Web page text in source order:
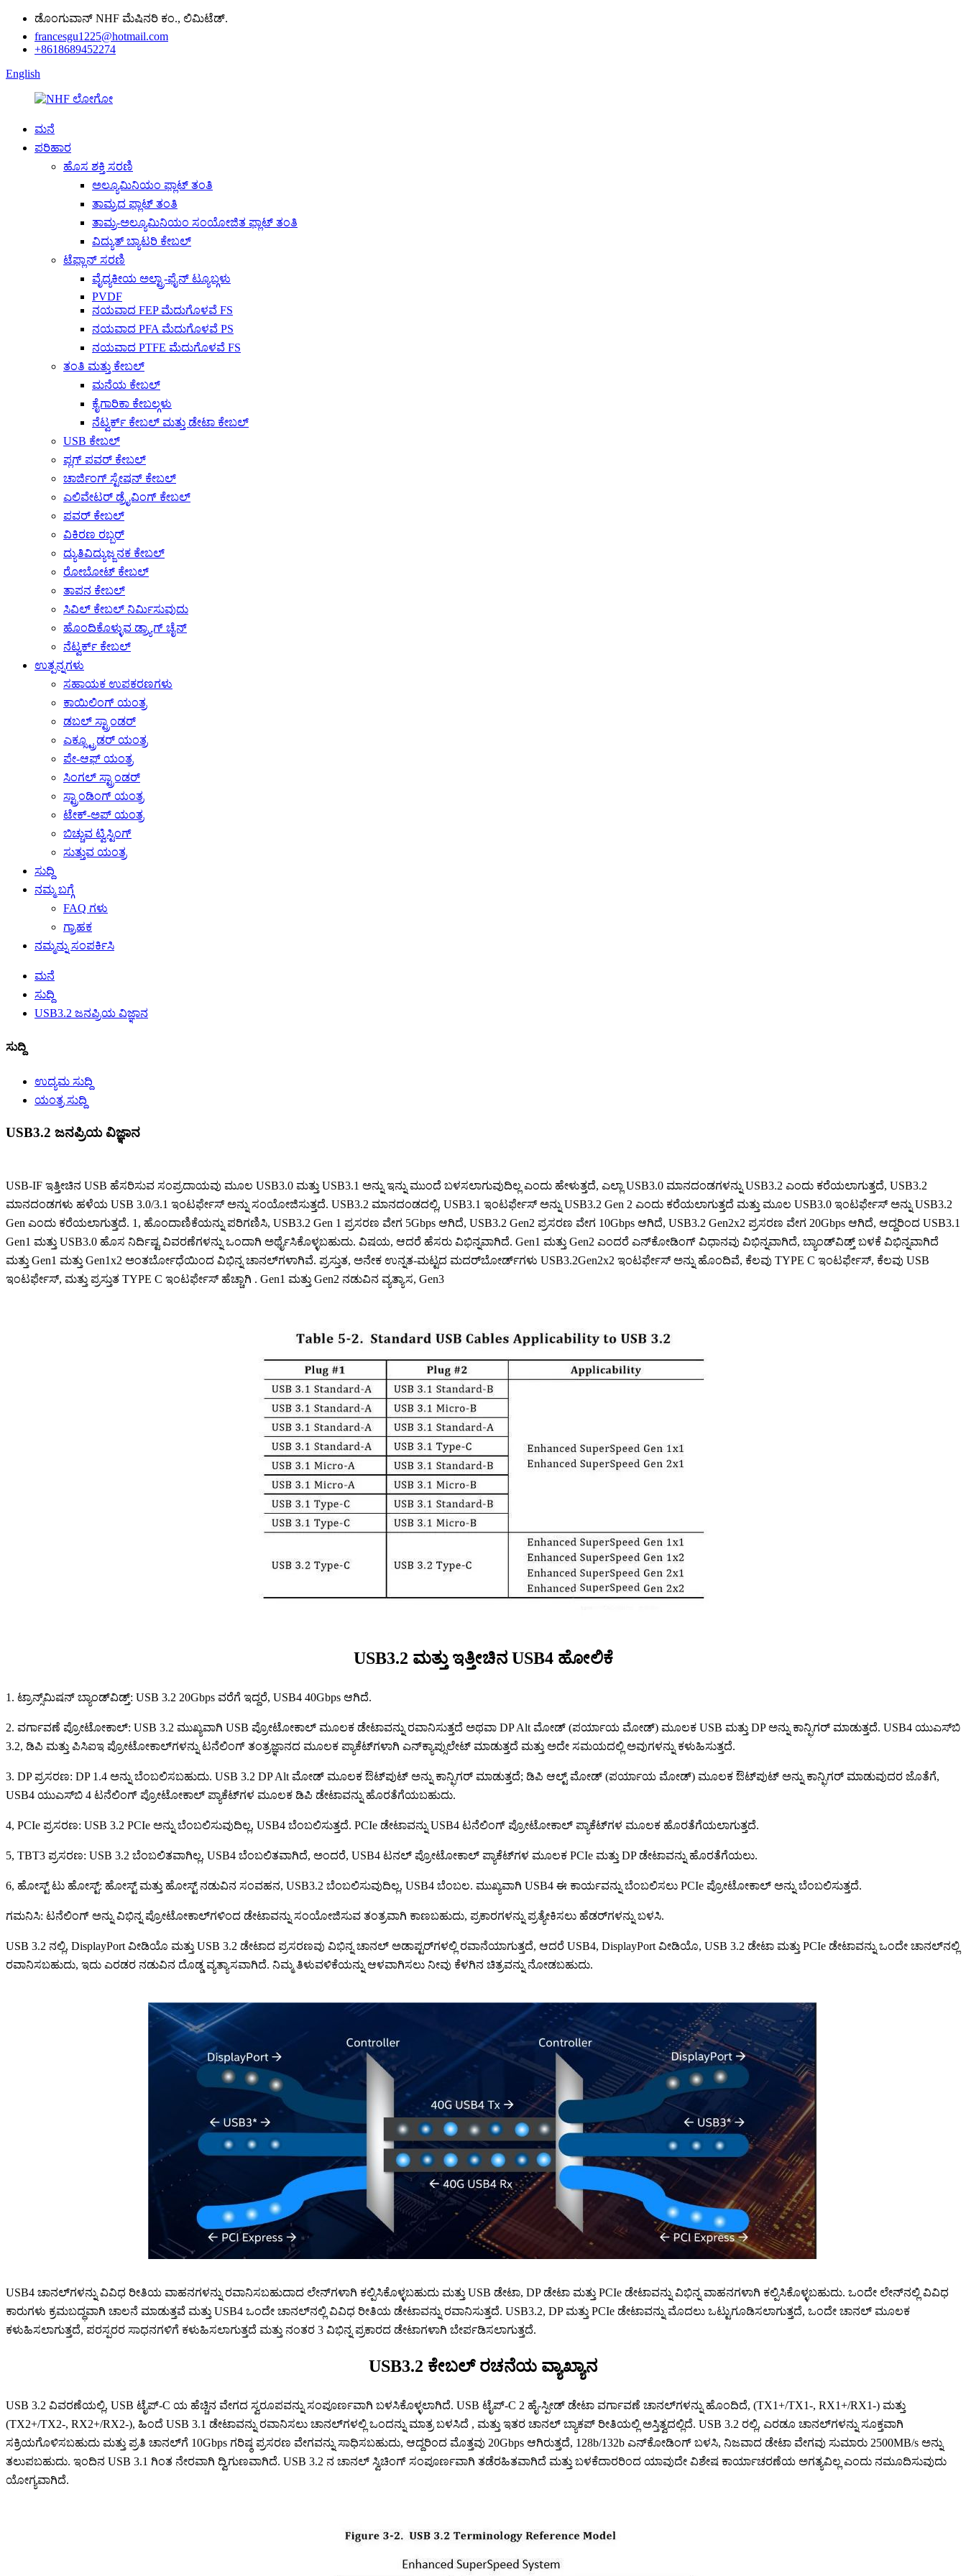
ಡೊಂಗುವಾನ್ NHF ಮೆಷಿನರಿ ಕಂ., ಲಿಮಿಟೆಡ್.
francesgu1225@hotmail.com
+8618689452274
English
ಮನೆ
ಪರಿಹಾರ
ಹೊಸ ಶಕ್ತಿ ಸರಣಿ
ಅಲ್ಯೂಮಿನಿಯಂ ಫ್ಲಾಟ್ ತಂತಿ
ತಾಮ್ರದ ಫ್ಲಾಟ್ ತಂತಿ
ತಾಮ್ರ-ಅಲ್ಯೂಮಿನಿಯಂ ಸಂಯೋಜಿತ ಫ್ಲಾಟ್ ತಂತಿ
ವಿದ್ಯುತ್ ಬ್ಯಾಟರಿ ಕೇಬಲ್
ಟೆಫ್ಲಾನ್ ಸರಣಿ
ವೈದ್ಯಕೀಯ ಅಲ್ಟ್ರಾ-ಫೈನ್ ಟ್ಯೂಬ್ಗಳು
PVDF
ನಯವಾದ FEP ಮೆದುಗೊಳವೆ FS
ನಯವಾದ PFA ಮೆದುಗೊಳವೆ PS
ನಯವಾದ PTFE ಮೆದುಗೊಳವೆ FS
ತಂತಿ ಮತ್ತು ಕೇಬಲ್
ಮನೆಯ ಕೇಬಲ್
ಕೈಗಾರಿಕಾ ಕೇಬಲ್ಗಳು
ನೆಟ್ವರ್ಕ್ ಕೇಬಲ್ ಮತ್ತು ಡೇಟಾ ಕೇಬಲ್
USB ಕೇಬಲ್
ಪ್ಲಗ್ ಪವರ್ ಕೇಬಲ್
ಚಾರ್ಜಿಂಗ್ ಸ್ಟೇಷನ್ ಕೇಬಲ್
ಎಲಿವೇಟರ್ ಡ್ರೈವಿಂಗ್ ಕೇಬಲ್
ಪವರ್ ಕೇಬಲ್
ವಿಕಿರಣ ರಬ್ಬರ್
ದ್ಯುತಿವಿದ್ಯುಜ್ಜನಕ ಕೇಬಲ್
ರೋಬೋಟ್ ಕೇಬಲ್
ತಾಪನ ಕೇಬಲ್
ಸಿವಿಲ್ ಕೇಬಲ್ ನಿರ್ಮಿಸುವುದು
ಹೊಂದಿಕೊಳ್ಳುವ ಡ್ರ್ಯಾಗ್ ಚೈನ್
ನೆಟ್ವರ್ಕ್ ಕೇಬಲ್
ಉತ್ಪನ್ನಗಳು
ಸಹಾಯಕ ಉಪಕರಣಗಳು
ಕಾಯಿಲಿಂಗ್ ಯಂತ್ರ
ಡಬಲ್ ಸ್ಟ್ರಾಂಡರ್
ಎಕ್ಸ್ಟ್ರೂಡರ್ ಯಂತ್ರ
ಪೇ-ಆಫ್ ಯಂತ್ರ
ಸಿಂಗಲ್ ಸ್ಟ್ರಾಂಡರ್
ಸ್ಟ್ರಾಂಡಿಂಗ್ ಯಂತ್ರ
ಟೇಕ್-ಅಪ್ ಯಂತ್ರ
ಬಿಚ್ಚುವ ಟ್ವಿಸ್ಟಿಂಗ್
ಸುತ್ತುವ ಯಂತ್ರ
ಸುದ್ದಿ
ನಮ್ಮ ಬಗ್ಗೆ
FAQ ಗಳು
ಗ್ರಾಹಕ
ನಮ್ಮನ್ನು ಸಂಪರ್ಕಿಸಿ
ಮನೆ
ಸುದ್ದಿ
USB3.2 ಜನಪ್ರಿಯ ವಿಜ್ಞಾನ
ಸುದ್ದಿ
ಉದ್ಯಮ ಸುದ್ದಿ
ಯಂತ್ರ ಸುದ್ದಿ
USB3.2 ಜನಪ್ರಿಯ ವಿಜ್ಞಾನ
USB-IF ಇತ್ತೀಚಿನ USB ಹೆಸರಿಸುವ ಸಂಪ್ರದಾಯವು ಮೂಲ USB3.0 ಮತ್ತು USB3.1 ಅನ್ನು ಇನ್ನು ಮುಂದೆ ಬಳಸಲಾಗುವುದಿಲ್ಲ ಎಂದು ಹೇಳುತ್ತದೆ, ಎಲ್ಲಾ USB3.0 ಮಾನದಂಡಗಳನ್ನು USB3.2 ಎಂದು ಕರೆಯಲಾಗುತ್ತದೆ, USB3.2
ಮಾನದಂಡಗಳು ಹಳೆಯ USB 3.0/3.1 ಇಂಟರ್ಫೇಸ್ ಅನ್ನು ಸಂಯೋಜಿಸುತ್ತದೆ. USB3.2 ಮಾನದಂಡದಲ್ಲಿ, USB3.1 ಇಂಟರ್ಫೇಸ್ ಅನ್ನು USB3.2 Gen 2 ಎಂದು ಕರೆಯಲಾಗುತ್ತದೆ ಮತ್ತು ಮೂಲ USB3.0 ಇಂಟರ್ಫೇಸ್ ಅನ್ನು USB3.2
Gen ಎಂದು ಕರೆಯಲಾಗುತ್ತದೆ. 1, ಹೊಂದಾಣಿಕೆಯನ್ನು ಪರಿಗಣಿಸಿ, USB3.2 Gen 1 ಪ್ರಸರಣ ವೇಗ 5Gbps ಆಗಿದೆ, USB3.2 Gen2 ಪ್ರಸರಣ ವೇಗ 10Gbps ಆಗಿದೆ, USB3.2 Gen2x2 ಪ್ರಸರಣ ವೇಗ 20Gbps ಆಗಿದೆ, ಆದ್ದರಿಂದ USB3.1
Gen1 ಮತ್ತು USB3.0 ಹೊಸ ನಿರ್ದಿಷ್ಟ ವಿವರಣೆಗಳನ್ನು ಒಂದಾಗಿ ಅರ್ಥೈಸಿಕೊಳ್ಳಬಹುದು. ವಿಷಯ, ಆದರೆ ಹೆಸರು ವಿಭಿನ್ನವಾಗಿದೆ. Gen1 ಮತ್ತು Gen2 ಎಂದರೆ ಎನ್‌ಕೋಡಿಂಗ್ ವಿಧಾನವು ವಿಭಿನ್ನವಾಗಿದೆ, ಬ್ಯಾಂಡ್‌ವಿಡ್ತ್ ಬಳಕೆ ವಿಭಿನ್ನವಾಗಿದೆ
ಮತ್ತು Gen1 ಮತ್ತು Gen1x2 ಅಂತರ್ಬೋಧೆಯಿಂದ ವಿಭಿನ್ನ ಚಾನಲ್‌ಗಳಾಗಿವೆ. ಪ್ರಸ್ತುತ, ಅನೇಕ ಉನ್ನತ-ಮಟ್ಟದ ಮದರ್‌ಬೋರ್ಡ್‌ಗಳು USB3.2Gen2x2 ಇಂಟರ್ಫೇಸ್ ಅನ್ನು ಹೊಂದಿವೆ, ಕೆಲವು TYPE C ಇಂಟರ್ಫೇಸ್, ಕೆಲವು USB
ಇಂಟರ್ಫೇಸ್, ಮತ್ತು ಪ್ರಸ್ತುತ TYPE C ಇಂಟರ್ಫೇಸ್ ಹೆಚ್ಚಾಗಿ . Gen1 ಮತ್ತು Gen2 ನಡುವಿನ ವ್ಯತ್ಯಾಸ, Gen3
USB3.2 ಮತ್ತು ಇತ್ತೀಚಿನ USB4 ಹೋಲಿಕೆ
1. ಟ್ರಾನ್ಸ್‌ಮಿಷನ್ ಬ್ಯಾಂಡ್‌ವಿಡ್ತ್: USB 3.2 20Gbps ವರೆಗೆ ಇದ್ದರೆ, USB4 40Gbps ಆಗಿದೆ.
2. ವರ್ಗಾವಣೆ ಪ್ರೋಟೋಕಾಲ್: USB 3.2 ಮುಖ್ಯವಾಗಿ USB ಪ್ರೋಟೋಕಾಲ್ ಮೂಲಕ ಡೇಟಾವನ್ನು ರವಾನಿಸುತ್ತದೆ ಅಥವಾ DP Alt ಮೋಡ್ (ಪರ್ಯಾಯ ಮೋಡ್) ಮೂಲಕ USB ಮತ್ತು DP ಅನ್ನು ಕಾನ್ಫಿಗರ್ ಮಾಡುತ್ತದೆ. USB4 ಯುಎಸ್‌ಬಿ
3.2, ಡಿಪಿ ಮತ್ತು ಪಿಸಿಐಇ ಪ್ರೋಟೋಕಾಲ್‌ಗಳನ್ನು ಟನೆಲಿಂಗ್ ತಂತ್ರಜ್ಞಾನದ ಮೂಲಕ ಪ್ಯಾಕೆಟ್‌ಗಳಾಗಿ ಎನ್‌ಕ್ಯಾಪ್ಸುಲೇಟ್ ಮಾಡುತ್ತದೆ ಮತ್ತು ಅದೇ ಸಮಯದಲ್ಲಿ ಅವುಗಳನ್ನು ಕಳುಹಿಸುತ್ತದೆ.
3. DP ಪ್ರಸರಣ: DP 1.4 ಅನ್ನು ಬೆಂಬಲಿಸಬಹುದು. USB 3.2 DP Alt ಮೋಡ್ ಮೂಲಕ ಔಟ್‌ಪುಟ್ ಅನ್ನು ಕಾನ್ಫಿಗರ್ ಮಾಡುತ್ತದೆ; ಡಿಪಿ ಆಲ್ಟ್ ಮೋಡ್ (ಪರ್ಯಾಯ ಮೋಡ್) ಮೂಲಕ ಔಟ್‌ಪುಟ್ ಅನ್ನು ಕಾನ್ಫಿಗರ್ ಮಾಡುವುದರ ಜೊತೆಗೆ,
USB4 ಯುಎಸ್‌ಬಿ 4 ಟನೆಲಿಂಗ್ ಪ್ರೋಟೋಕಾಲ್ ಪ್ಯಾಕೆಟ್‌ಗಳ ಮೂಲಕ ಡಿಪಿ ಡೇಟಾವನ್ನು ಹೊರತೆಗೆಯಬಹುದು.
4, PCIe ಪ್ರಸರಣ: USB 3.2 PCIe ಅನ್ನು ಬೆಂಬಲಿಸುವುದಿಲ್ಲ, USB4 ಬೆಂಬಲಿಸುತ್ತದೆ. PCIe ಡೇಟಾವನ್ನು USB4 ಟನೆಲಿಂಗ್ ಪ್ರೋಟೋಕಾಲ್ ಪ್ಯಾಕೆಟ್‌ಗಳ ಮೂಲಕ ಹೊರತೆಗೆಯಲಾಗುತ್ತದೆ.
5, TBT3 ಪ್ರಸರಣ: USB 3.2 ಬೆಂಬಲಿತವಾಗಿಲ್ಲ, USB4 ಬೆಂಬಲಿತವಾಗಿದೆ, ಅಂದರೆ, USB4 ಟನಲ್ ಪ್ರೋಟೋಕಾಲ್ ಪ್ಯಾಕೆಟ್‌ಗಳ ಮೂಲಕ PCIe ಮತ್ತು DP ಡೇಟಾವನ್ನು ಹೊರತೆಗೆಯಲು.
6, ಹೋಸ್ಟ್ ಟು ಹೋಸ್ಟ್: ಹೋಸ್ಟ್ ಮತ್ತು ಹೋಸ್ಟ್ ನಡುವಿನ ಸಂವಹನ, USB3.2 ಬೆಂಬಲಿಸುವುದಿಲ್ಲ, USB4 ಬೆಂಬಲ. ಮುಖ್ಯವಾಗಿ USB4 ಈ ಕಾರ್ಯವನ್ನು ಬೆಂಬಲಿಸಲು PCIe ಪ್ರೋಟೋಕಾಲ್ ಅನ್ನು ಬೆಂಬಲಿಸುತ್ತದೆ.
ಗಮನಿಸಿ: ಟನೆಲಿಂಗ್ ಅನ್ನು ವಿಭಿನ್ನ ಪ್ರೋಟೋಕಾಲ್‌ಗಳಿಂದ ಡೇಟಾವನ್ನು ಸಂಯೋಜಿಸುವ ತಂತ್ರವಾಗಿ ಕಾಣಬಹುದು, ಪ್ರಕಾರಗಳನ್ನು ಪ್ರತ್ಯೇಕಿಸಲು ಹೆಡರ್‌ಗಳನ್ನು ಬಳಸಿ.
USB 3.2 ನಲ್ಲಿ, DisplayPort ವೀಡಿಯೊ ಮತ್ತು USB 3.2 ಡೇಟಾದ ಪ್ರಸರಣವು ವಿಭಿನ್ನ ಚಾನಲ್ ಅಡಾಪ್ಟರ್‌ಗಳಲ್ಲಿ ರವಾನೆಯಾಗುತ್ತದೆ, ಆದರೆ USB4, DisplayPort ವೀಡಿಯೊ, USB 3.2 ಡೇಟಾ ಮತ್ತು PCIe ಡೇಟಾವನ್ನು ಒಂದೇ ಚಾನಲ್‌ನಲ್ಲಿ
ರವಾನಿಸಬಹುದು, ಇದು ಎರಡರ ನಡುವಿನ ದೊಡ್ಡ ವ್ಯತ್ಯಾಸವಾಗಿದೆ. ನಿಮ್ಮ ತಿಳುವಳಿಕೆಯನ್ನು ಆಳವಾಗಿಸಲು ನೀವು ಕೆಳಗಿನ ಚಿತ್ರವನ್ನು ನೋಡಬಹುದು.
USB4 ಚಾನಲ್‌ಗಳನ್ನು ವಿವಿಧ ರೀತಿಯ ವಾಹನಗಳನ್ನು ರವಾನಿಸಬಹುದಾದ ಲೇನ್‌ಗಳಾಗಿ ಕಲ್ಪಿಸಿಕೊಳ್ಳಬಹುದು ಮತ್ತು USB ಡೇಟಾ, DP ಡೇಟಾ ಮತ್ತು PCIe ಡೇಟಾವನ್ನು ವಿಭಿನ್ನ ವಾಹನಗಳಾಗಿ ಕಲ್ಪಿಸಿಕೊಳ್ಳಬಹುದು. ಒಂದೇ ಲೇನ್‌ನಲ್ಲಿ ವಿವಿಧ
ಕಾರುಗಳು ಕ್ರಮಬದ್ಧವಾಗಿ ಚಾಲನೆ ಮಾಡುತ್ತವೆ ಮತ್ತು USB4 ಒಂದೇ ಚಾನಲ್‌ನಲ್ಲಿ ವಿವಿಧ ರೀತಿಯ ಡೇಟಾವನ್ನು ರವಾನಿಸುತ್ತದೆ. USB3.2, DP ಮತ್ತು PCIe ಡೇಟಾವನ್ನು ಮೊದಲು ಒಟ್ಟುಗೂಡಿಸಲಾಗುತ್ತದೆ, ಒಂದೇ ಚಾನಲ್ ಮೂಲಕ
ಕಳುಹಿಸಲಾಗುತ್ತದೆ, ಪರಸ್ಪರರ ಸಾಧನಗಳಿಗೆ ಕಳುಹಿಸಲಾಗುತ್ತದೆ ಮತ್ತು ನಂತರ 3 ವಿಭಿನ್ನ ಪ್ರಕಾರದ ಡೇಟಾಗಳಾಗಿ ಬೇರ್ಪಡಿಸಲಾಗುತ್ತದೆ.
USB3.2 ಕೇಬಲ್ ರಚನೆಯ ವ್ಯಾಖ್ಯಾನ
USB 3.2 ವಿವರಣೆಯಲ್ಲಿ, USB ಟೈಪ್-C ಯ ಹೆಚ್ಚಿನ ವೇಗದ ಸ್ವರೂಪವನ್ನು ಸಂಪೂರ್ಣವಾಗಿ ಬಳಸಿಕೊಳ್ಳಲಾಗಿದೆ. USB ಟೈಪ್-C 2 ಹೈ-ಸ್ಪೀಡ್ ಡೇಟಾ ವರ್ಗಾವಣೆ ಚಾನಲ್‌ಗಳನ್ನು ಹೊಂದಿದೆ, (TX1+/TX1-, RX1+/RX1-) ಮತ್ತು
(TX2+/TX2-, RX2+/RX2-), ಹಿಂದೆ USB 3.1 ಡೇಟಾವನ್ನು ರವಾನಿಸಲು ಚಾನಲ್‌ಗಳಲ್ಲಿ ಒಂದನ್ನು ಮಾತ್ರ ಬಳಸಿದೆ , ಮತ್ತು ಇತರ ಚಾನಲ್ ಬ್ಯಾಕಪ್ ರೀತಿಯಲ್ಲಿ ಅಸ್ತಿತ್ವದಲ್ಲಿದೆ. USB 3.2 ರಲ್ಲಿ, ಎರಡೂ ಚಾನಲ್‌ಗಳನ್ನು ಸೂಕ್ತವಾಗಿ
ಸಕ್ರಿಯಗೊಳಿಸಬಹುದು ಮತ್ತು ಪ್ರತಿ ಚಾನಲ್‌ಗೆ 10Gbps ಗರಿಷ್ಠ ಪ್ರಸರಣ ವೇಗವನ್ನು ಸಾಧಿಸಬಹುದು, ಆದ್ದರಿಂದ ಮೊತ್ತವು 20Gbps ಆಗಿರುತ್ತದೆ, 128b/132b ಎನ್‌ಕೋಡಿಂಗ್ ಬಳಸಿ, ನಿಜವಾದ ಡೇಟಾ ವೇಗವು ಸುಮಾರು 2500MB/s ಅನ್ನು
ತಲುಪಬಹುದು. ಇಂದಿನ USB 3.1 ಗಿಂತ ನೇರವಾಗಿ ದ್ವಿಗುಣವಾಗಿದೆ. USB 3.2 ನ ಚಾನಲ್ ಸ್ವಿಚಿಂಗ್ ಸಂಪೂರ್ಣವಾಗಿ ತಡೆರಹಿತವಾಗಿದೆ ಮತ್ತು ಬಳಕೆದಾರರಿಂದ ಯಾವುದೇ ವಿಶೇಷ ಕಾರ್ಯಾಚರಣೆಯ ಅಗತ್ಯವಿಲ್ಲ ಎಂದು ನಮೂದಿಸುವುದು
ಯೋಗ್ಯವಾಗಿದೆ.